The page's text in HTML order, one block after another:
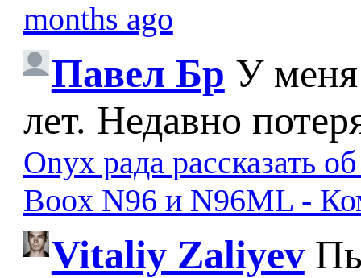
months ago
Павел Бр У меня
лет. Недавно
Onyx рада рассказать
Boox N96 и N96ML -
Vitaliy Zaliyev